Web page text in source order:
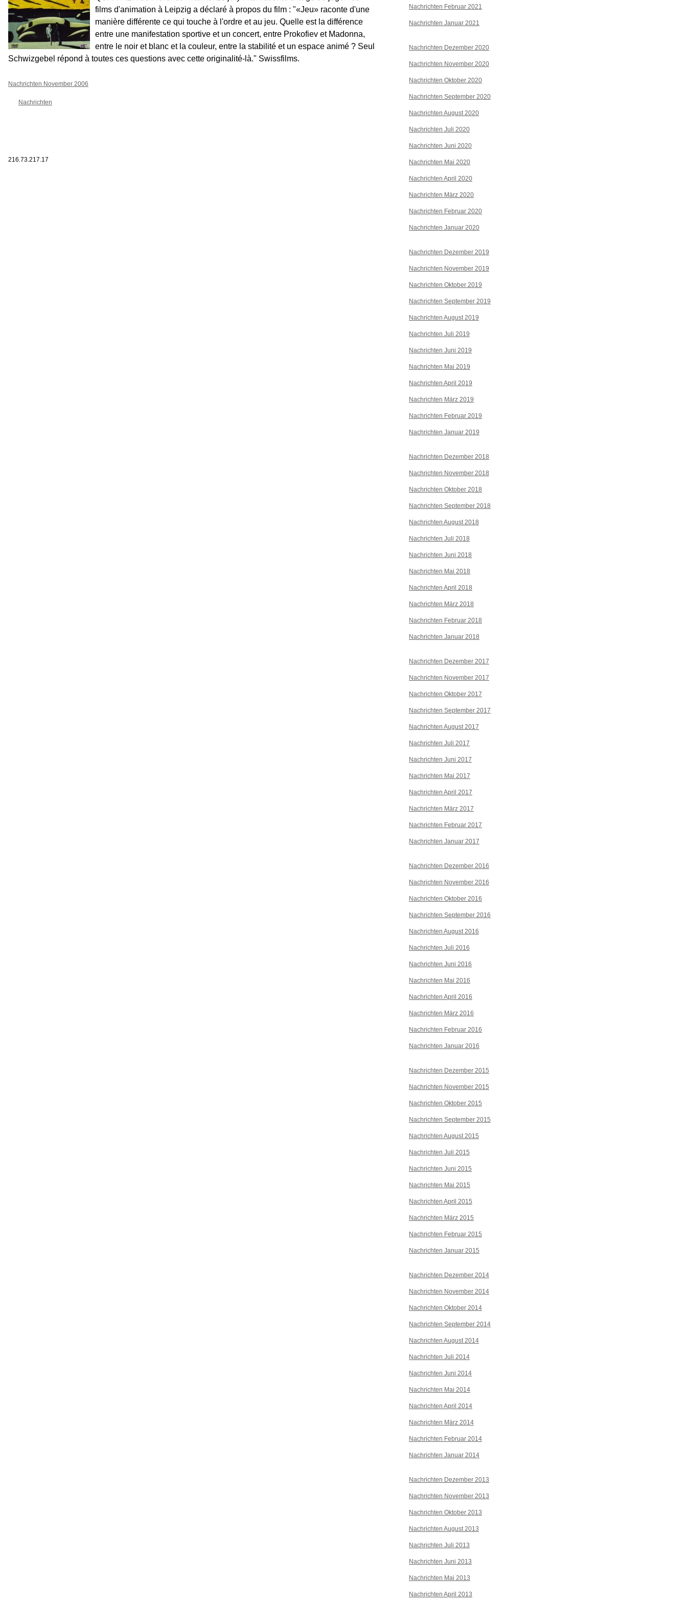
Nachrichten Februar 2021
Nachrichten Januar 2021
Nachrichten Dezember 2020
Nachrichten November 2020
Nachrichten Oktober 2020
Nachrichten September 2020
Nachrichten August 2020
Nachrichten Juli 2020
Nachrichten Juni 2020
Nachrichten Mai 2020
Nachrichten April 2020
Nachrichten März 2020
Nachrichten Februar 2020
Nachrichten Januar 2020
Nachrichten Dezember 2019
Nachrichten November 2019
Nachrichten Oktober 2019
Nachrichten September 2019
Nachrichten August 2019
Nachrichten Juli 2019
Nachrichten Juni 2019
Nachrichten Mai 2019
Nachrichten April 2019
Nachrichten März 2019
Nachrichten Februar 2019
Nachrichten Januar 2019
Nachrichten Dezember 2018
Nachrichten November 2018
Nachrichten Oktober 2018
Nachrichten September 2018
Nachrichten August 2018
Nachrichten Juli 2018
Nachrichten Juni 2018
Nachrichten Mai 2018
Nachrichten April 2018
Nachrichten März 2018
Nachrichten Februar 2018
Nachrichten Januar 2018
Nachrichten Dezember 2017
Nachrichten November 2017
Nachrichten Oktober 2017
Nachrichten September 2017
Nachrichten August 2017
Nachrichten Juli 2017
Nachrichten Juni 2017
Nachrichten Mai 2017
Nachrichten April 2017
Nachrichten März 2017
Nachrichten Februar 2017
Nachrichten Januar 2017
Nachrichten Dezember 2016
Nachrichten November 2016
Nachrichten Oktober 2016
Nachrichten September 2016
Nachrichten August 2016
Nachrichten Juli 2016
Nachrichten Juni 2016
Nachrichten Mai 2016
Nachrichten April 2016
Nachrichten März 2016
Nachrichten Februar 2016
Nachrichten Januar 2016
Nachrichten Dezember 2015
Nachrichten November 2015
Nachrichten Oktober 2015
Nachrichten September 2015
Nachrichten August 2015
Nachrichten Juli 2015
Nachrichten Juni 2015
Nachrichten Mai 2015
Nachrichten April 2015
Nachrichten März 2015
Nachrichten Februar 2015
Nachrichten Januar 2015
Nachrichten Dezember 2014
Nachrichten November 2014
Nachrichten Oktober 2014
Nachrichten September 2014
Nachrichten August 2014
Nachrichten Juli 2014
Nachrichten Juni 2014
Nachrichten Mai 2014
Nachrichten April 2014
Nachrichten März 2014
Nachrichten Februar 2014
Nachrichten Januar 2014
Nachrichten Dezember 2013
Nachrichten November 2013
Nachrichten Oktober 2013
Nachrichten August 2013
Nachrichten Juli 2013
Nachrichten Juni 2013
Nachrichten Mai 2013
Nachrichten April 2013
films d'animation à Leipzig a déclaré à propos du film : "«Jeu» raconte d'une
manière différente ce qui touche à l'ordre et au jeu. Quelle est la différence
entre une manifestation sportive et un concert, entre Prokofiev et Madonna,
entre le noir et blanc et la couleur, entre la stabilité et un espace animé ? Seul
Schwizgebel répond à toutes ces questions avec cette originalité-là." Swissfilms.
Nachrichten November 2006
Nachrichten
216.73.217.17